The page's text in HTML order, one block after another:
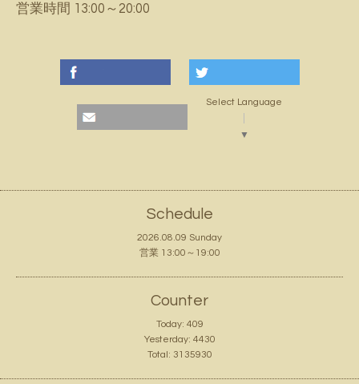
営業時間 13:00～20:00
Select Language
▼
Schedule
2026.08.09 Sunday
営業 13:00～19:00
Counter
Today: 409
Yesterday: 4430
Total: 3135930